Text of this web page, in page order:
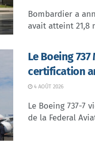
Bombardier a
avait atteint 21,8
Le Boeing
certification
4 AOÛT 2026
Le Boeing 737-7
de la Federal